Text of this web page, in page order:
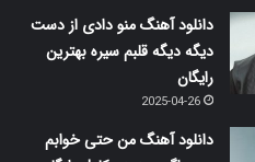
دانلود آهنگ منو دادی از دست
دیگه دیگه قلبم سیره بهترین
رایگان
2025-04-26
دانلود آهنگ من حتی خوابم